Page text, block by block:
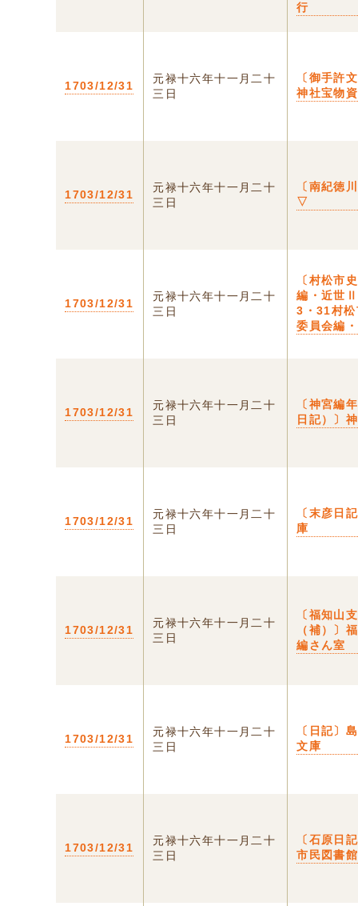
行
1703/12/31
元禄十六年十一月二十
三日
〔御手許
神社宝物
1703/12/31
元禄十六年十一月二十
三日
〔南紀徳
▽
1703/12/31
元禄十六年十一月二十
三日
〔村松市
編・近世
3・31村
委員会編
1703/12/31
元禄十六年十一月二十
三日
〔神宮編
日記）〕
1703/12/31
元禄十六年十一月二十
三日
〔末彦日
庫
1703/12/31
元禄十六年十一月二十
三日
〔福知山
（補）〕
編さん室
1703/12/31
元禄十六年十一月二十
三日
〔日記〕
文庫
1703/12/31
元禄十六年十一月二十
三日
〔石原日
市民図書館